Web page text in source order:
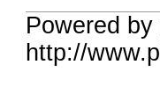
Powered
http://